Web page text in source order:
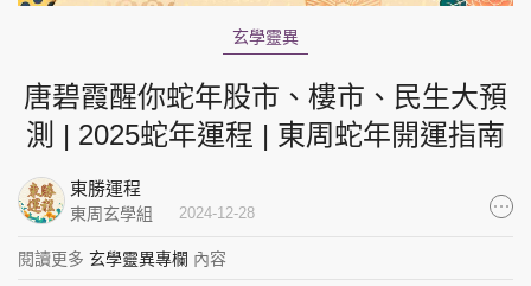
集團旗下品牌
玄學靈異
唐碧霞醒你蛇年股市、樓市、民生大預
測 | 2025蛇年運程 | 東周蛇年開運指南
東勝運程
東周玄學組 2024-12-28
閱讀更多 玄學靈異專欄 內容